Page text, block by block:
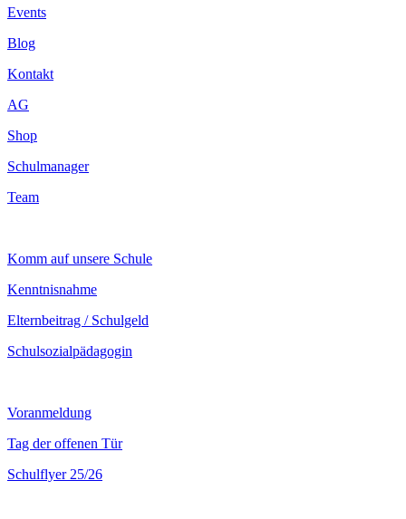
Events
Blog
Kontakt
AG
Shop
Schulmanager
Team
Komm auf unsere Schule
Kenntnisnahme
Elternbeitrag / Schulgeld
Schulsozialpädagogin
Voranmeldung
Tag der offenen Tür
Schulflyer 25/26